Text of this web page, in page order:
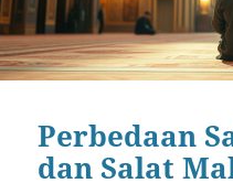
Perbedaan
dan Salat